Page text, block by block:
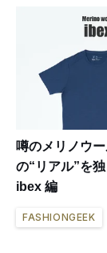
噂のメリノウ
の“リアル”を独
ibex 編
FASHIONGEEK